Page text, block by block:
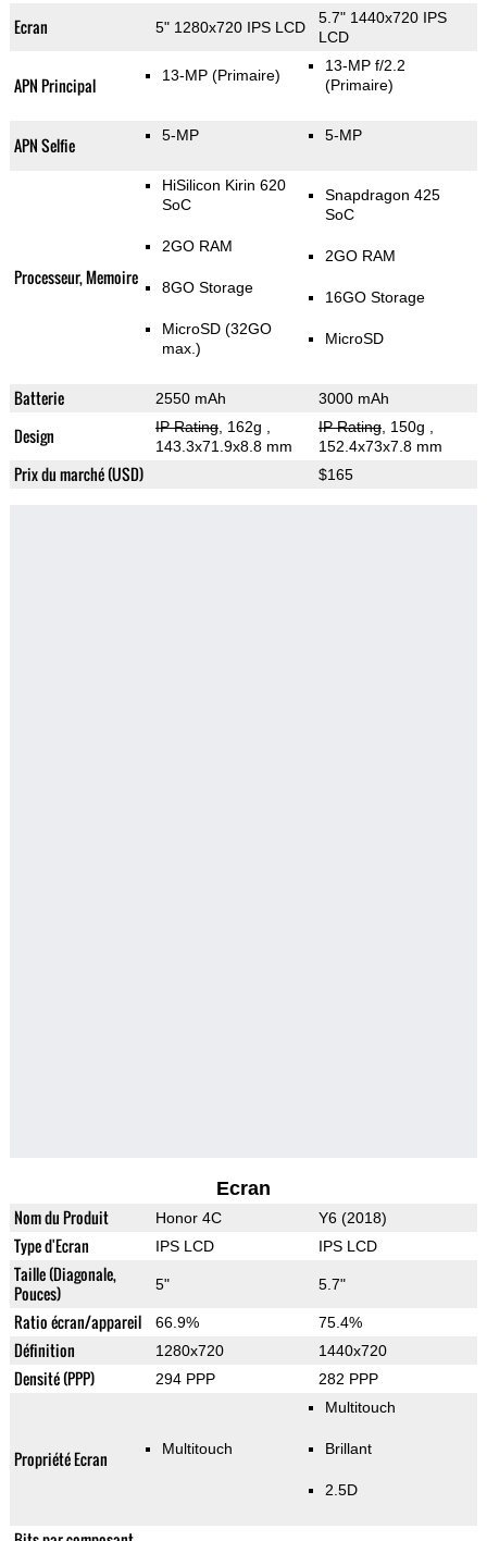
Ecran 5" 1280x720 IPS LCD
5.7" 1440x720 IPS
LCD
APN Principal 13-MP (Primaire)
13-MP f/2.2
(Primaire)
APN Selfie 5-MP 5-MP
Processeur, Memoire
HiSilicon Kirin 620
SoC
2GO RAM
8GO Storage
MicroSD (32GO
max.)
Snapdragon 425
SoC
2GO RAM
16GO Storage
MicroSD
Batterie 2550 mAh 3000 mAh
Design IP Rating, 162g
143.3x71.9x8.8 mm
IP Rating, 150g
152.4x73x7.8 mm
Prix du marché (USD) $165
Ecran
Nom du Produit Honor 4C Y6 (2018)
Type d'Ecran IPS LCD IPS LCD
Taille (Diagonale,
Pouces)
5" 5.7"
Ratio écran/appareil 66.9% 75.4%
Définition 1280x720 1440x720
Densité (PPP) 294 PPP 282 PPP
Propriété Ecran Multitouch
Multitouch
Brillant
2.5D